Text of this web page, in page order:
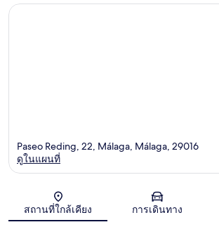
แผนที่
Paseo Reding, 22, Málaga, Málaga, 29016
ดูในแผนที่
สถานที่ใกล้เคียง การเดินทาง